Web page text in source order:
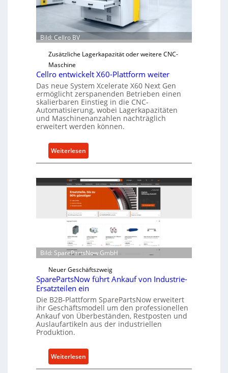
e
Ü
r
a
s
t
s
c
u
t
z
ü
r
i
n
i
r
e
k
t
e
A
n
t
e
b
Bild: Cellro BV
Zusätzliche Lagerkapazität oder weitere CNC-
Maschine
Cellro entwickelt X60-Plattform weiter
Das neue System Xcelerate X60 Next Gen
ermöglicht zerspanenden Betrieben einen
skalierbaren Einstieg in die CNC-
Automatisierung, wobei Lagerkapazitäten
und Maschinenanzahlen nachträglich
erweitert werden können.
Weiterlesen:
C
l
l
n
t
w
i
c
k
e
l
t
0
-
Bild: SparePartsNow GmbH
Neuer Geschäftszweig
SparePartsNow führt Ankauf von Industrie-
Ersatzteilen ein
Die B2B-Plattform SparePartsNow erweitert
ihr Geschäftsmodell um den professionellen
Ankauf von Überbeständen, Restposten und
Auslaufartikeln aus der industriellen
Produktion.
Weiterlesen:
S